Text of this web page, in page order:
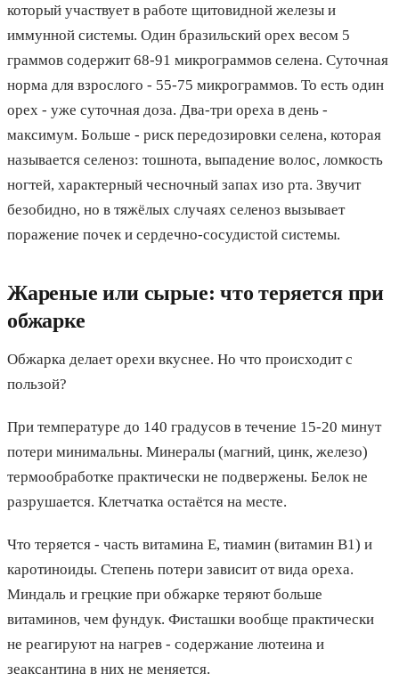
который участвует в работе щитовидной железы и
иммунной системы. Один бразильский орех весом 5
граммов содержит 68-91 микрограммов селена. Суточная
норма для взрослого - 55-75 микрограммов. То есть один
орех - уже суточная доза. Два-три ореха в день -
максимум. Больше - риск передозировки селена, которая
называется селеноз: тошнота, выпадение волос, ломкость
ногтей, характерный чесночный запах изо рта. Звучит
безобидно, но в тяжёлых случаях селеноз вызывает
поражение почек и сердечно-сосудистой системы.
Жареные или сырые: что теряется при
обжарке
Обжарка делает орехи вкуснее. Но что происходит с
пользой?
При температуре до 140 градусов в течение 15-20 минут
потери минимальны. Минералы (магний, цинк, железо)
термообработке практически не подвержены. Белок не
разрушается. Клетчатка остаётся на месте.
Что теряется - часть витамина Е, тиамин (витамин В1) и
каротиноиды. Степень потери зависит от вида ореха.
Миндаль и грецкие при обжарке теряют больше
витаминов, чем фундук. Фисташки вообще практически
не реагируют на нагрев - содержание лютеина и
зеаксантина в них не меняется.